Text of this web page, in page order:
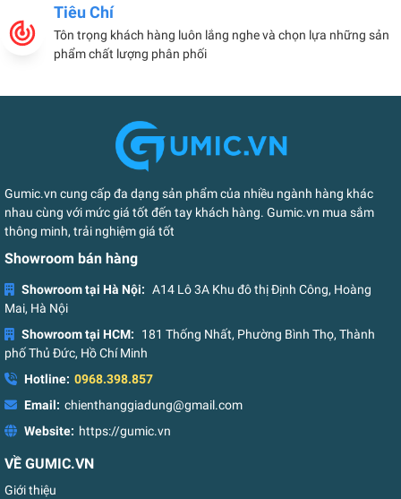
Tiêu Chí
Tôn trọng khách hàng luôn lắng nghe và chọn lựa những sản
phẩm chất lượng phân phối
Gumic.vn cung cấp đa dạng sản phẩm của nhiều ngành hàng khác
nhau cùng với mức giá tốt đến tay khách hàng. Gumic.vn mua sắm
thông minh, trải nghiệm giá tốt
Showroom bán hàng
Showroom tại Hà Nội: A14 Lô 3A Khu đô thị Định Công, Hoàng
Mai, Hà Nội
Showroom tại HCM:
181 Thống Nhất, Phường Bình Thọ, Thành
phố Thủ Đức, Hồ Chí Minh
Hotline: 0968.398.857
Email: chienthanggiadung@gmail.com
Website: https://gumic.vn
VỀ GUMIC.VN
Giới thiệu